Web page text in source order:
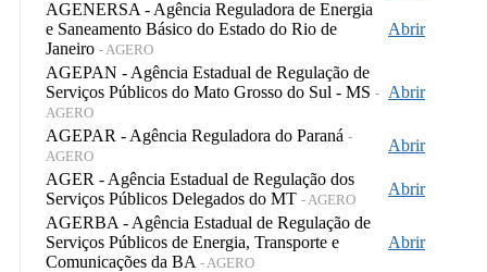
AGENERSA - Agência Reguladora de Energia
e Saneamento Básico do Estado do Rio de
Janeiro - AGERO
Abrir
AGEPAN - Agência Estadual de Regulação de
Serviços Públicos do Mato Grosso do Sul - MS -
AGERO
Abrir
AGEPAR - Agência Reguladora do Paraná -
AGERO
Abrir
AGER - Agência Estadual de Regulação dos
Serviços Públicos Delegados do MT - AGERO
Abrir
AGERBA - Agência Estadual de Regulação de
Serviços Públicos de Energia, Transporte e
Comunicações da BA - AGERO
Abrir